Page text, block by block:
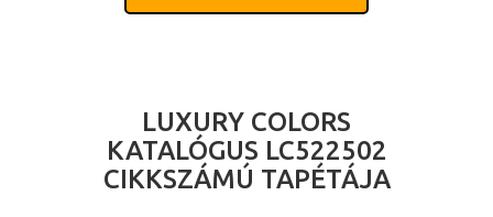
LUXURY COLORS
KATALÓGUS LC522502
CIKKSZÁMÚ TAPÉTÁJA